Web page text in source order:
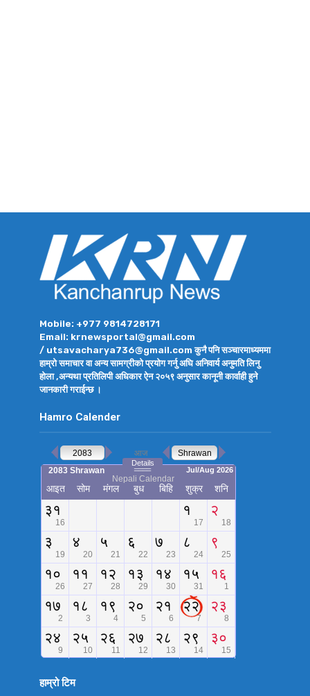
Mobile: +977 9814728171
Email: krnewsportal@gmail.com
/ utsavacharya736@gmail.com कुनै पनि सञ्चारमाध्यममा
हाम्रो समाचार वा अन्य सामग्रीको प्रयोग गर्नु अघि अनिवार्य अनुमति लिनु
होला ,अन्यथा प्रतिलिपी अधिकार ऐन २०५९ अनुसार कानूनी कार्वाही हुने
जानकारी गराईन्छ ।
Hamro Calender
हाम्रो टिम